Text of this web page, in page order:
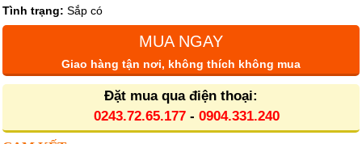
Tình trạng: Sắp có
MUA NGAY
Giao hàng tận nơi, không thích không mua
Đặt mua qua điện thoại:
0243.72.65.177- 0904.331.240